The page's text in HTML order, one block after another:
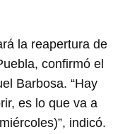
la reapertura de
confirmó el
Barbosa. “Hay
es lo que va a
indicó.